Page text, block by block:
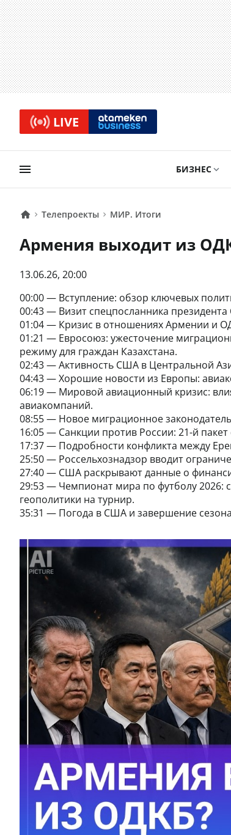
LIVE
БИЗНЕС
Телепроекты МИР. Итоги
Армения выходит из
13.06.26, 20:00
00:00 — Вступление: обзор ключевых
00:43 — Визит спецпосланника
01:04 — Кризис в отношениях Армении и
01:21 — Евросоюз: ужесточение
режиму для граждан Казахстана.
02:43 — Активность США в Центральной
04:43 — Хорошие новости из Европы:
06:19 — Мировой авиационный кризис:
авиакомпаний.
08:55 — Новое миграционное
16:05 — Санкции против России: 21-й
17:37 — Подробности конфликта между
25:50 — Россельхознадзор вводит
27:40 — США раскрывают данные о
29:53 — Чемпионат мира по футболу 2026:
геополитики на турнир.
35:31 — Погода в США и завершение